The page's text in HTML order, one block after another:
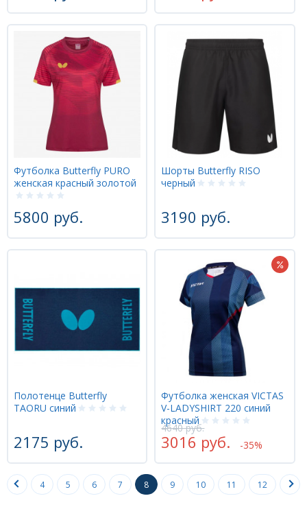
Футболка Butterfly PURO
женская красный золотой
5800 руб.
Шорты Butterfly RISO
черный
3190 руб.
Полотенце Butterfly
TAORU синий
2175 руб.
Футболка женская VICTAS
V-LADYSHIRT 220 синий
красный
4640 руб.
3016 руб. -35%
4 5 6 7 8 9 10 11 12